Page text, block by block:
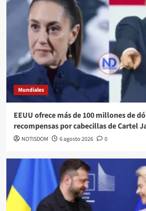
Mundiales
EEUU ofrece más de 100 millones de
recompensas por cabecillas de Cartel
NOTISDOM 6 agosto 2026 0